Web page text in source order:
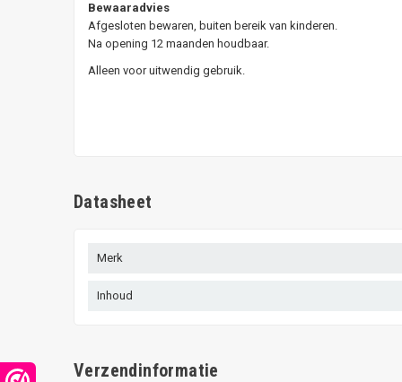
Bewaaradvies
Afgesloten bewaren, buiten bereik van kinderen.
Na opening 12 maanden houdbaar.
Alleen voor uitwendig gebruik.
Datasheet
Merk
Inhoud
Verzendinformatie